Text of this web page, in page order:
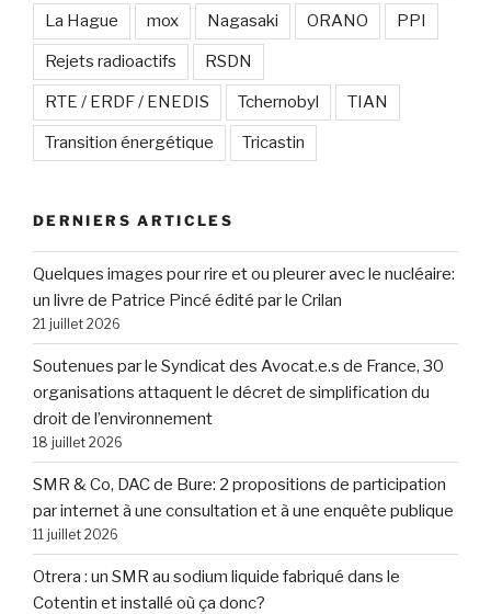
La Hague mox Nagasaki ORANO PPI
Rejets radioactifs RSDN
RTE / ERDF / ENEDIS Tchernobyl TIAN
Transition énergétique Tricastin
DERNIERS ARTICLES
Quelques images pour rire et ou pleurer avec le nucléaire:
un livre de Patrice Pincé édité par le Crilan
21 juillet 2026
Soutenues par le Syndicat des Avocat.e.s de France, 30
organisations attaquent le décret de simplification du
droit de l’environnement
18 juillet 2026
SMR & Co, DAC de Bure: 2 propositions de participation
par internet à une consultation et à une enquête publique
11 juillet 2026
Otrera : un SMR au sodium liquide fabriqué dans le
Cotentin et installé où ça donc?